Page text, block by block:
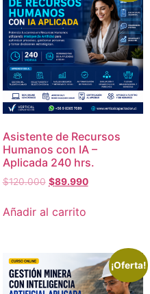
Asistente de Recursos
Humanos con IA –
Aplicada 240 hrs.
$120.000 $89.990
Añadir al carrito
¡Oferta!